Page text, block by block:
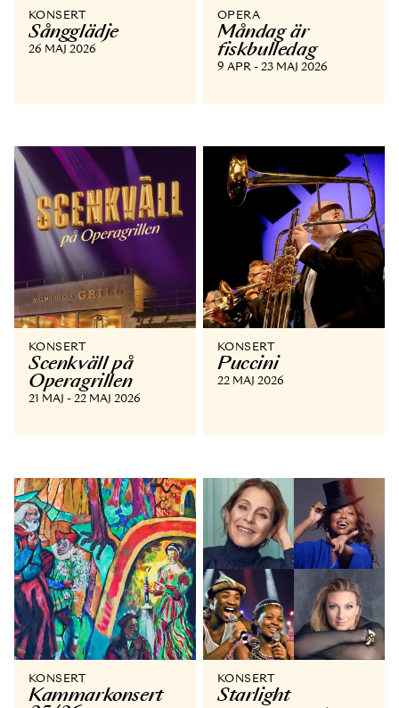
KONSERT
Sångglädje
26 MAJ 2026
OPERA
Måndag är
fiskbulledag
9 APR - 23 MAJ 2026
KONSERT
Scenkväll på
Operagrillen
21 MAJ - 22 MAJ 2026
KONSERT
Puccini
22 MAJ 2026
KONSERT
Kammar­konsert
KONSERT
Starlight